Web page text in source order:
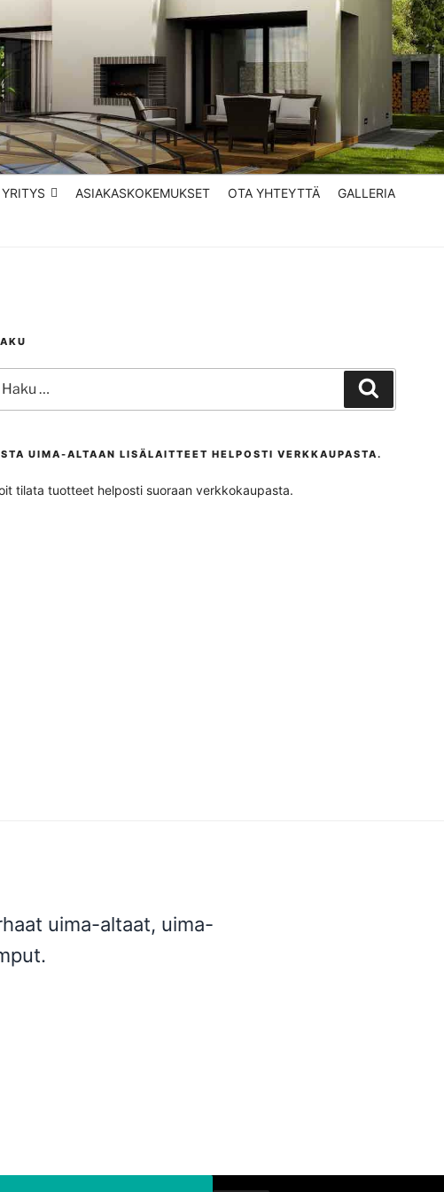
YRITYS ASIAKASKOKEMUKSET OTA YHTEYTTÄ GALLERIA
UIMA-ALTAAN LISÄLAITTEET HELPOSTI VERKKAUPASTA.
tilata tuotteet helposti suoraan verkkokaupasta.
uima-altaat, uima-